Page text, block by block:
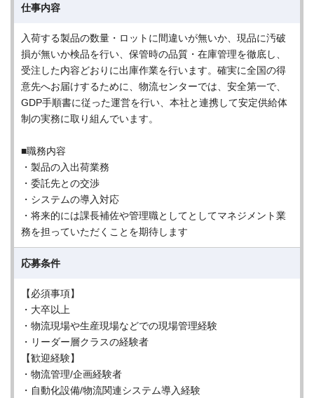
仕事内容
入荷する製品の数量・ロットに間違いが無いか、現品に汚破
損が無いか検品を行い、保管時の品質・在庫管理を徹底し、
受注した内容どおりに出庫作業を行います。確実に全国の得
意先へお届けするために、物流センターでは、安全第一で、
GDP手順書に従った運営を行い、本社と連携して安定供給体
制の実務に取り組んでいます。
■職務内容
・製品の入出荷業務
・委託先との交渉
・システムの導入対応
・将来的には課長補佐や管理職としてとしてマネジメント業
務を担っていただくことを期待します
応募条件
【必須事項】
・大卒以上
・物流現場や生産現場などでの現場管理経験
・リーダー層クラスの経験者
【歓迎経験】
・物流管理/企画経験者
・自動化設備/物流関連システム導入経験